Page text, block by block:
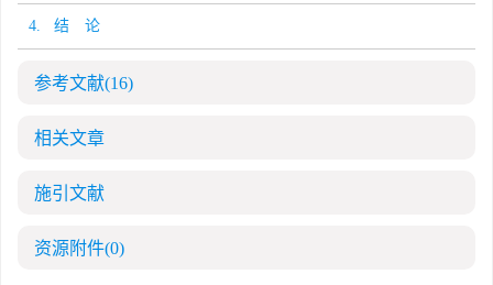
4. 结 论
参考文献(16)
相关文章
施引文献
资源附件(0)